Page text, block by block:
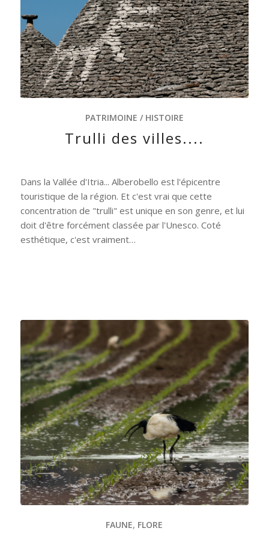
PATRIMOINE / HISTOIRE
Trulli des villes....
Dans la Vallée d'Itria... Alberobello est l'épicentre
touristique de la région. Et c'est vrai que cette
concentration de "trulli" est unique en son genre, et lui
doit d'être forcément classée par l'Unesco. Coté
esthétique, c'est vraiment…
FAUNE, FLORE